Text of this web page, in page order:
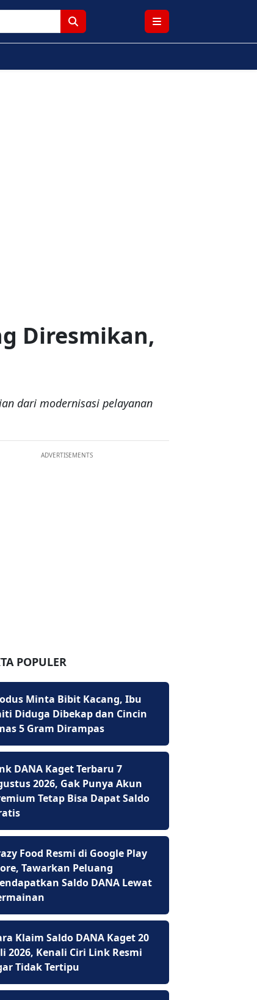
Diresmikan,
dari modernisasi pelayanan
ADVERTISEMENTS
POPULER
Minta Bibit Kacang, Ibu
Diduga Dibekap dan Cincin
5 Gram Dirampas
DANA Kaget Terbaru 7
2026, Gak Punya Akun
Tetap Bisa Dapat Saldo
Food Resmi di Google Play
Tawarkan Peluang
Saldo DANA Lewat
Klaim Saldo DANA Kaget 20
2026, Kenali Ciri Link Resmi
Tidak Tertipu